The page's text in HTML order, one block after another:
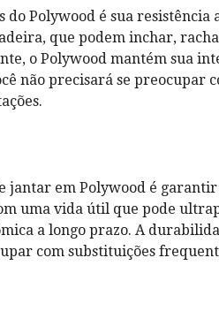
Polywood é sua resistência
que podem inchar,
o Polywood mantém sua
não precisará se preocupar
jantar em Polywood é garantir
uma vida útil que pode
a longo prazo. A
com substituições